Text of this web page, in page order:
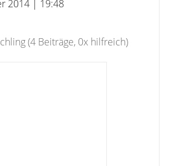
2014 | 19:48
(4 Beiträge, 0x hilfreich)